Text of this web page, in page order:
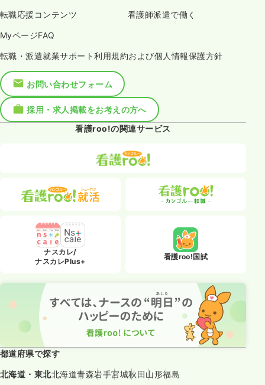
転職応援コンテンツ 看護師派遣で働く
MyページFAQ
転職・派遣就業サポート利用規約および個人情報保護方針
お問い合わせフォーム
採用・求人掲載をお考えの方へ
看護roo!の関連サービス
ナスカレ/
ナスカレPlus+
看護roo!国試
都道府県で探す
北海道・東北北海道青森岩手宮城秋田山形福島